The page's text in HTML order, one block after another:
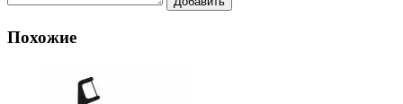
Похожие